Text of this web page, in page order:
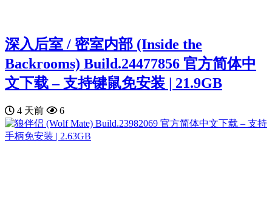
深入后室 / 密室内部 (Inside the
Backrooms) Build.24477856 官方简体中
文下载 – 支持键鼠免安装 | 21.9GB
4 天前 6